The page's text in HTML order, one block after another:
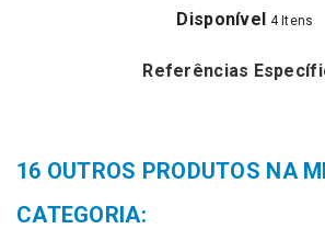
Disponível 4 Itens
Referências
16 OUTROS PRODUTOS NA
CATEGORIA: